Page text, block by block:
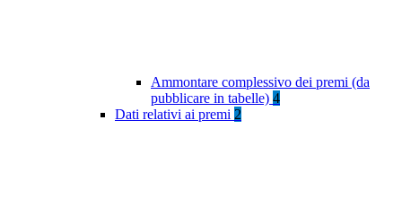
Ammontare complessivo dei premi (da
pubblicare in tabelle) 4
Dati relativi ai premi 2